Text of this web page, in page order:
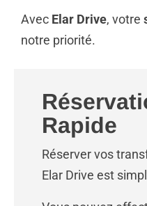
Avec Elar Drive, votre
notre priorité.
Rapide
Réserver vos
Elar Drive est